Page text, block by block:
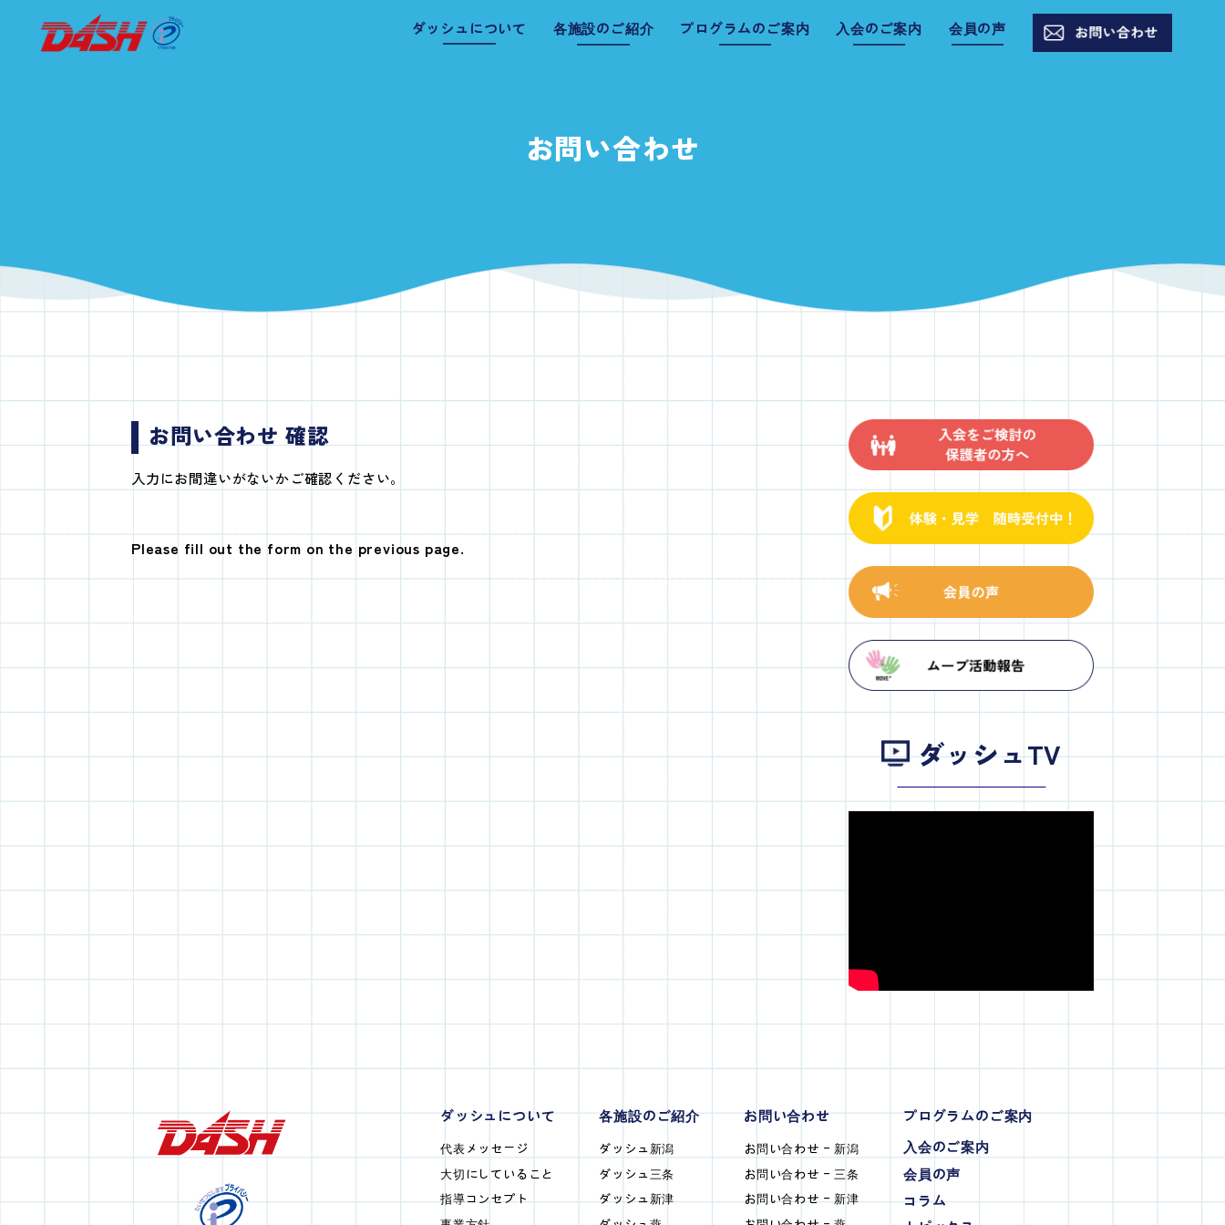
ダッシュについて 各施設のご紹介
ダッシュ新津
プログラムのご案内 入会のご案内 会員の声
お問い合わせ
お問い合わせ 確認
入力にお間違いがないかご確認ください。
Please fill out the form on the previous page.
ダッシュTV
ダッシュについて
代表メッセージ
大切にしていること
指導コンセプト
各施設のご紹介
ダッシュ新潟
ダッシュ三条
ダッシュ新津
お問い合わせ
お問い合わせ - 新潟
お問い合わせ - 三条
お問い合わせ - 新津
プログラムのご案内
入会のご案内
会員の声
コラム